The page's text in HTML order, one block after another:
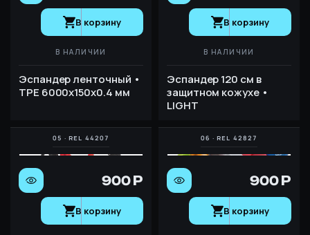
В корзину
В НАЛИЧИИ
Эспандер ленточный •
TPE 6000х150х0.4 мм
В корзину
В НАЛИЧИИ
Эспандер 120 см в
защитном кожухе •
LIGHT
900 Р
В корзину
900 Р
В корзину